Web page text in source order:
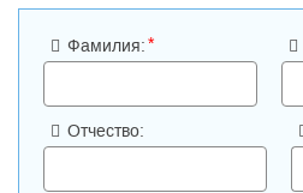
Фамилия:*
Отчество: